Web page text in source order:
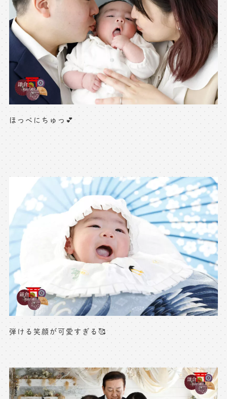
店舗情報についてはお手数ですが
各店舗までお問い合わせください
toiawase@precieux-studio.com
※上記アドレスは総合窓口となります
[営業時間] 9:00～17:00
[定休日] 土日祝日
マイページへログインする
ほっぺにちゅっ💕
弾ける笑顔が可愛すぎる🥰